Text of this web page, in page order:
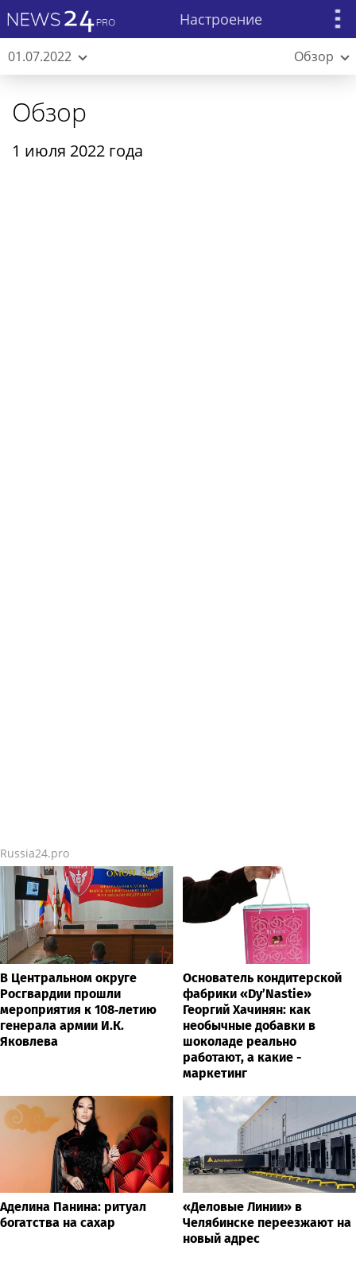
Настроение
01.07.2022 Обзор
Обзор
1 июля 2022 года
Russia24.pro
В Центральном округе
Росгвардии прошли
мероприятия к 108‑летию
генерала армии И.К.
Яковлева
Основатель кондитерской
фабрики «Dy’Nastie»
Георгий Хачинян: как
необычные добавки в
шоколаде реально
работают, а какие -
маркетинг
Аделина Панина: ритуал
богатства на сахар
«Деловые Линии» в
Челябинске переезжают на
новый адрес